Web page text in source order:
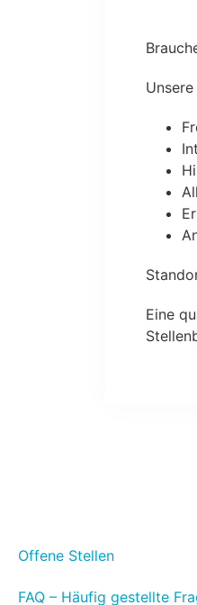
Eine
Offene Stellen
FAQ – Häufig gestellte